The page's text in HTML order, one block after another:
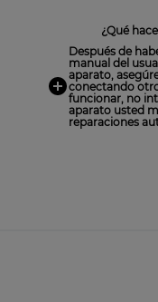
¿Qué
Después de
manual del
aparato,
conectando
funcionar, no
aparato usted
reparaciones